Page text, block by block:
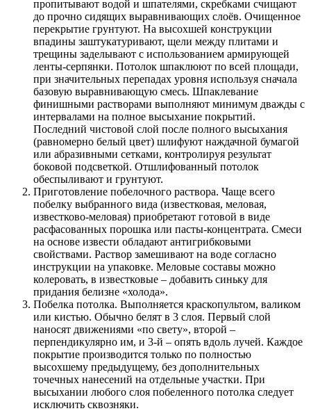
пропитывают водой и шпателями, скребками счищают
до прочно сидящих выравнивающих слоёв. Очищенное
перекрытие грунтуют. На высохшей конструкции
впадины заштукатуривают, щели между плитами и
трещины заделывают с использованием армирующей
ленты-серпянки. Потолок шпаклюют по всей площади,
при значительных перепадах уровня используя сначала
базовую выравнивающую смесь. Шпаклевание
финишными растворами выполняют минимум дважды с
интервалами на полное высыхание покрытий.
Последний чистовой слой после полного высыхания
(равномерно белый цвет) шлифуют наждачной бумагой
или абразивными сетками, контролируя результат
боковой подсветкой. Отшлифованный потолок
обеспыливают и грунтуют.
Приготовление побелочного раствора. Чаще всего
побелку выбранного вида (известковая, меловая,
известково-меловая) приобретают готовой в виде
расфасованных порошка или пасты-концентрата. Смеси
на основе извести обладают антигрибковыми
свойствами. Раствор замешивают на воде согласно
инструкции на упаковке. Меловые составы можно
колеровать, в известковые – добавить синьку для
придания белизне «холода».
Побелка потолка. Выполняется краскопультом, валиком
или кистью. Обычно белят в 3 слоя. Первый слой
наносят движениями «по свету», второй –
перпендикулярно им, и 3-й – опять вдоль лучей. Каждое
покрытие производится только по полностью
высохшему предыдущему, без дополнительных
точечных нанесений на отдельные участки. При
высыхании любого слоя побеленного потолка следует
исключить сквозняки.